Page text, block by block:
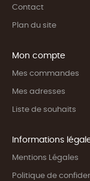
Contact
Plan du site
Mon compte
Mes commandes
Mes adresses
Liste de souhaits
Informations
Mentions Légales
Politique de